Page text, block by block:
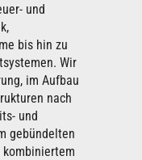
und
bis hin zu
Wir
im Aufbau
nach
und
gebündelten